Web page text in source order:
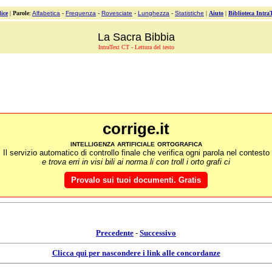
| Parole: Alfabetica - Frequenza - Rovesciate - Lunghezza - Statistiche | Aiuto | Biblioteca
La Sacra Bibbia
IntraText CT - Lettura del testo
corrige.it
intelligenza artificiale ortografica
Il servizio automatico di controllo finale che verifica ogni parola nel contesto
e trova erri in visi bili ai norma li con troll i orto grafi ci
Provalo sui tuoi documenti. Gratis
Precedente - Successivo
Clicca qui per nascondere i link alle concordanze